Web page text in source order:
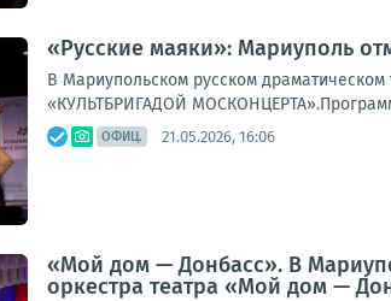
«Русские маяки»: Мариуполь
В Мариупольском русском
«КУЛЬТБРИГАДОЙ
ОФИЦ. 21.05.2026, 16:06
«Мой дом — Донбасс». В
оркестра театра «Мой дом —